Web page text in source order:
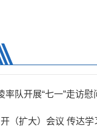
队开展“七一”走访
（扩大）会议 传达